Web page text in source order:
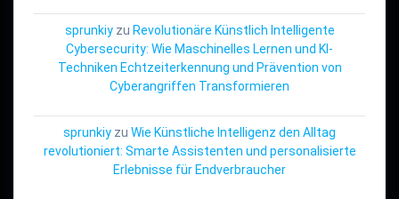
sprunkiyzu Revolutionäre Künstlich Intelligente
Cybersecurity: Wie Maschinelles Lernen und KI-
Techniken Echtzeiterkennung und Prävention von
Cyberangriffen Transformieren
sprunkiy zu Wie Künstliche Intelligenz den Alltag
revolutioniert: Smarte Assistenten und personalisierte
Erlebnisse für Endverbraucher